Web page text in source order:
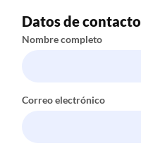
Datos de contacto
Nombre completo
Correo electrónico